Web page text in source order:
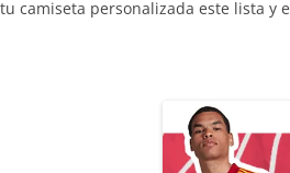
camiseta personalizada este lista